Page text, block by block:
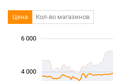
Цена Кол-во магазинов
4 000
6 000